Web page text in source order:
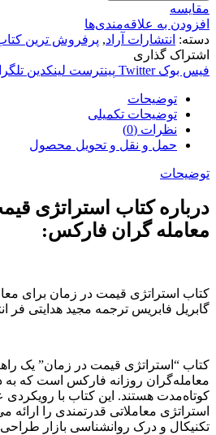
مقایسه
افزودن به علاقه‌مندی‌ها
دسته: انتشارات آراد, پرفروش ترین
اشتراک گذاری
فیس بوک Twitter پینترست لینکدین
توضیحات
توضیحات تکمیلی
نظرات (0)
حمل و نقل و تحویل محصول
توضیحات
درباره کتاب استراتژی
معامله گران فارکس:
کتاب استراتژی قیمت در زمان برای
گابریل فابریس ترجمه مجید هدایتی فر
کتاب “استراتژی قیمت در زمان” یک
معامله‌گران روزانه فارکس است که به
کوتاه‌مدت هستند. این کتاب با رویکردی
استراتژی معاملاتی قدرتمندی را
تکنیکال و درک روانشناسی بازار